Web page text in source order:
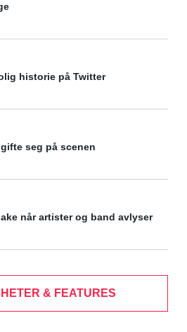
historie på Twitter
seg på scenen
når artister og band avlyser
& FEATURES